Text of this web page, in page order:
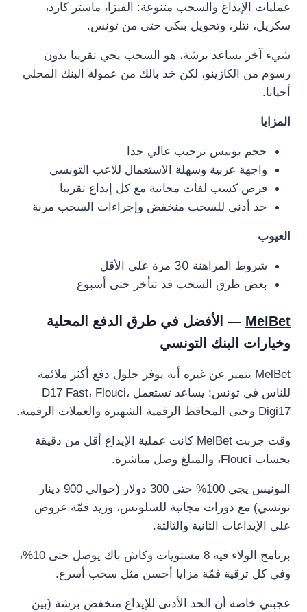
عمليات الإيداع والسحب متنوعة: الفيزا، ماستر كارد،
سكريل، نتلر، وتحويل بنكي حتى من تونس.
شيء آخر يساعد برشة، هو السحب يجي تقريبا بدون
رسوم من الكازينو، لكن خذ بالك من عمولة البنك المحلي
أحيانا.
المزايا
حجم بونيس ترحيب عالي جدا
واجهة عربية وسهلة الاستعمال للاعب التونسي
فرص كسب لفات مجانية مع كل إيداع تقريبا
حد أدنى للسحب منخفض وإجراءات السحب مرنة
العيوب
شروط المراهنة 30 مرة على الأقل
بعض طرق السحب قد تتأخر حتى أسبوع
MelBet — الأفضل في طرق الدفع المحلية
وخيارات البنك التونسي
MelBet يتميز عن غيره أنه يوفر حلول دفع أكثر ملائمة
للناس في تونس: يساعد تستعمل D17 Fast، Flouci،
Digi17 وحتى المحافظ الرقمية الشهيرة والعملات الرقمية.
وقت جربت MelBet كانت عملية الإيداع أقل من دقيقة
بحساب Flouci، والمبلغ وصل مباشرة.
البونيس يجي 100% حتى 300 دولار (حوالي 900 دينار
تونسي) مع دورات مجانية للسلوتس، وزيد فمّة عروض
على الإيداعات الثانية والثالثة.
برنامج الولاء فيه 8 مستويات وكاش باك يوصل حتى 10%،
وفي كل ترقية فمّة مزايا أحسن مثل سحب أسرع.
عجبني خاصة أن الحد الأدنى للإيداع منخفض برشة (بين